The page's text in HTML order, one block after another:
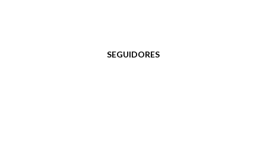
SEGUIDORES